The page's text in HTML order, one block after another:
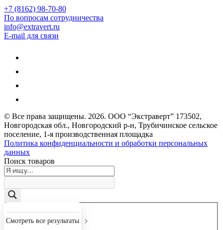
+7 (8162) 98-70-80
По вопросам сотрудничества
info@extravert.ru
E-mail для связи
© Все права защищены. 2026. ООО “Экстраверт” 173502,
Новгородская обл., Новгородский р-н, Трубичинское сельское
поселение, 1-я производственная площадка
Политика конфиденциальности и обработки персональных
данных
Поиск товаров
Смотреть все результаты
Точное совпадение